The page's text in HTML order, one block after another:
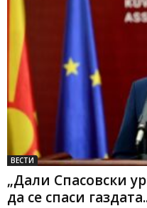
ВЕСТИ
„Дали Спасовски
да се спаси